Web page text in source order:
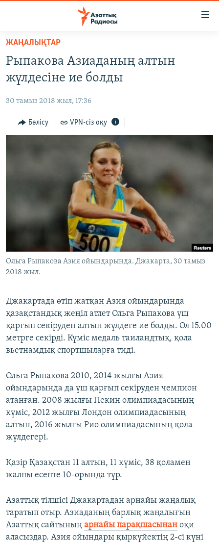
Skip
main
content
to
Navigation
Skip
AZATTYQTV
ҚАҢТАР ОҚИҒАСЫ
АДАМ ҚҰҚЫҚТАРЫ
Русский
Басқа тілдерде
ЖАҢАЛЫҚТАР
Рыпакова Азиаданың алтын
жүлдесіне ие болды
30 тамыз 2018 жыл, 17:36
Бөлісу VPN-сіз оқу
Ольга Рыпакова Азия ойындарында. Джакарта, 30 тамыз
2018 жыл.
Джакартада өтіп жатқан Азия ойындарында
қазақстандық жеңіл атлет Ольга Рыпакова үш
қарғып секіруден алтын жүлдеге ие болды. Ол 15.00
метрге секірді. Күміс медаль таиландтық, қола
вьетнамдық спортшыларға тиді.
Ольга Рыпакова 2010, 2014 жылғы Азия
ойындарында да үш қарғып секіруден чемпион
атанған. 2008 жылғы Пекин олимпиадасының
күміс, 2012 жылғы Лондон олимпиадасының
алтын, 2016 жылғы Рио олимпиадасының қола
жүлдегері.
Қазір Қазақстан 11 алтын, 11 күміс, 38 қоламен
жалпы есепте 10-орында тұр.
Азаттық тілшісі Джакартадан арнайы жаңалық
таратып отыр. Азиаданың барлық жаңалығын
Азаттық сайтының арнайы парақшасынан оқи
аласыздар. Азия ойындары қыркүйектің 2-cі күні